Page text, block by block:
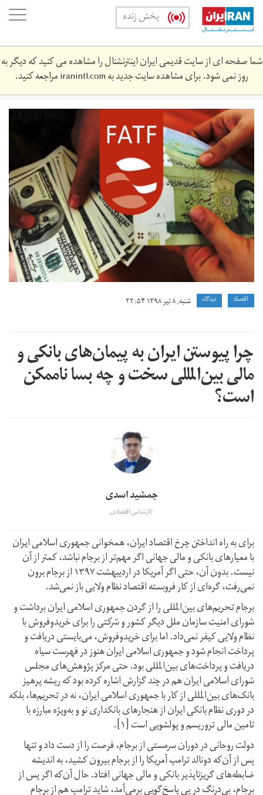
Skip
main
content
پخش زنده
شما صفحه ای از سایت قدیمی ایران اینترنشنال را مشاهده می کنید که دیگر به
روز نمی شود. برای مشاهده سایت جدید بهiranintl.comمراجعه کنید.
fatf_final.jpg
اقتصاد دیدگاه شنبه, ۸ تیر ۱۳۹۸ ۲۲:۵۴
چرا پیوستن ایران به پیمان‌های بانکی و
مالی بین‌المللی سخت و چه بسا ناممکن
است؟
جمشید اسدی
کارشناس اقتصادی
برای به راه انداختن چرخ اقتصاد ایران، همخوانی جمهوری اسلامی ایران
با معیارهای بانکی و مالی جهانی اگر مهم‌تر از برجام نباشد، کمتر از آن
نیست. بدون آن، حتی اگر آمریکا در اردیبهشت ۱۳۹۷ از برجام برون
نمی‌رفت، گره‌ای از کار فروبسته اقتصاد نظام ولایی باز نمی‌شد.
برجام تحریم‌های بین‌المللی را از گردن جمهوری اسلامی ایران برداشت و
شورای امنیت سازمان ملل دیگر کشور و شرکتی را برای خرید‌و‌فروش با
نظام ولایی کیفر نمی‌داد. اما برای خرید‌و‌فروش، می‌بایستی دریافت و
پرداخت انجام شود و جمهوری اسلامی ایران هنوز در فهرست سیاه
دریافت و پرداخت‌های بین‌المللی بود. ‌حتی مرکز پژوهش‌های مجلس
شورای اسلامی ایران هم در چند گزارش اشاره کرده بود که ریشه پرهیز
بانک‌های بین‌المللی از کار با جمهوری اسلامی ایران، نه در تحریم‌ها، بلکه
در دوری نظام بانکی ایران از هنجارهای بانکداری نو و به‌ویژه مبارزه با
تامین مالی تروریسم و پولشویی است [۱].
دولت روحانی در دوران سرمستی از برجام، فرصت را از دست داد و تنها
پس از آن‌که دونالد ترامپ آمریکا را از برجام بیرون کشید، به اندیشه
ضابطه‌های گریزناپذیر بانکی و مالی جهانی افتاد. حال آن‌که اگر پس از